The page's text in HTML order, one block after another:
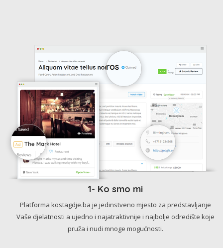
1- Ko smo mi
Platforma kostagdje.ba je jedinstveno mjesto za predstavljanje
Vaše djelatnosti a ujedno i najatraktivnije i najbolje odredište koje
pruža i nudi mnoge mogućnosti.